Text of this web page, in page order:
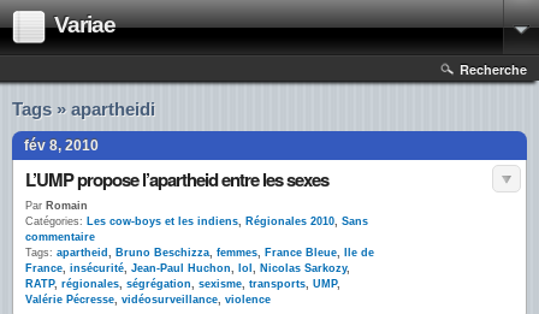
Variae
Recherche
Tags » apartheidi
fév 8, 2010
L’UMP propose l’apartheid entre les sexes
Par Romain
Catégories: Les cow-boys et les indiens, Régionales 2010, Sans
commentaire
Tags: apartheid , Bruno Beschizza, femmes, France Bleue,
Ile de
France, insécurité, Jean-Paul Huchon, lol , Nicolas Sarkozy,
RATP, régionales, ségrégation, sexisme, transports, UMP,
Valérie Pécresse, vidéosurveillance, violence